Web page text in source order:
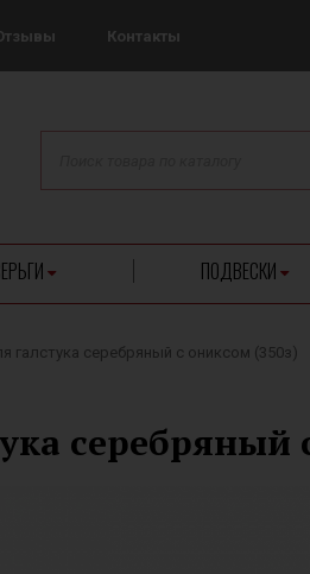
Контакты
ПОДВЕСКИ
галстука серебряный с ониксом (350з)
серебряный